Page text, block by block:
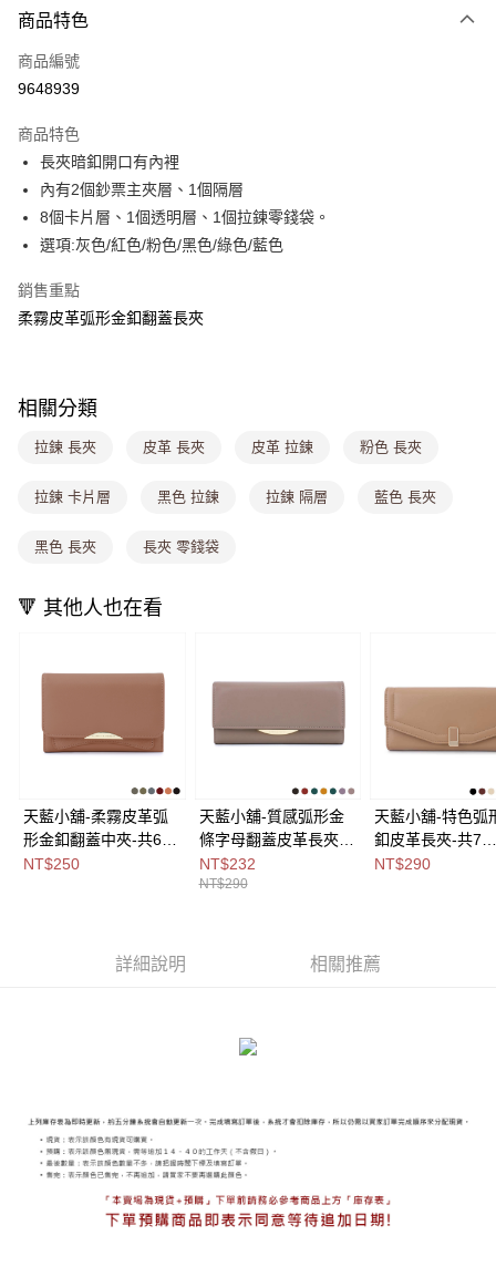
信用卡一次付款
超商取貨付款
Apple Pay
街口支付
悠遊付
Google Pay
大哥付你分期
2.付款方式選擇「大哥付你分期」，訂單成立後會自動跳轉到大哥付的交易
成交易。
4.訂單成立30分鐘內，如未前往確認交易或遇審核未通過，訂單將自動取
【繳款方式說明】
2.透過簡訊連結打開帳單後，可選擇「超商條碼／台灣大直營門市／銀行轉
【注意事項】
1.本服務係由「台灣大哥大股份有限公司」（以下簡稱本公司）所提供，讓
買賣價金債權讓與本公司後，依約使用本公司帳單繳交帳款。
2.基於同意付款使用「大哥付你分期」之契約關係目的，商店將以您的個人
由本公司與您本人進行分期帳單所需資料之確認、核對及更正。
3.完整用戶服務條款，請詳閱以下連結： https://oppay.tw/userRule
運送方式
每筆NT$80，滿NT$1,000(含以上)免運費
付款後全家取貨
萊爾富取貨付款
每筆NT$80，滿NT$1,000(含以上)免運費
付款後7-11取貨
每筆NT$80，滿NT$1,000(含以上)免運費
付款後門市自取
商品特色
商品編號
9648939
商品特色
長夾暗釦開口有內裡
內有2個鈔票主夾層、1個隔層
8個卡片層、1個透明層、1個拉鍊零錢袋。
選項:灰色/紅色/粉色/黑色/綠色/藍色
銷售重點
柔霧皮革弧形金釦翻蓋長夾
相關分類
拉鍊 長夾 皮革 長夾 皮革 拉鍊 粉色 長夾
拉鍊 卡片層 黑色 拉鍊 拉鍊 隔層 藍色 長夾
黑色 長夾 長夾 零錢袋
🔻 其他人也在看
天藍小舖-柔霧皮革弧
形金釦翻蓋中夾-共6
色-$250【A08081735
NT$250
天藍小舖-質感弧形金
條字母翻蓋皮革長夾-
共7
色-$290【A08081704
NT$232
NT$290
天藍小舖-特色弧
釦皮革長夾-共7
色-$290【
NT$290
詳細說明 相關推薦